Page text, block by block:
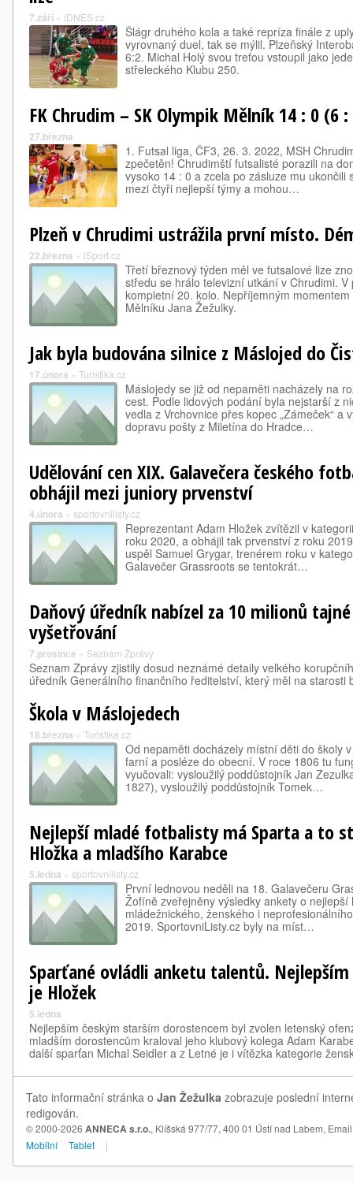
7.září » iDNES.cz
Šlágr druhého kola a také repríza finále z
vyrovnaný duel, tak se mýlil. Plzeňský
6:2. Michal Holý svou trefou vstoupil jako
střeleckého Klubu 250.
FK Chrudim – SK Olympik Mělník 14 : 0 (6
27.března
1. Futsal liga, ČF3, 26. 3. 2022, MSH
zpečetěn! Chrudimští futsalisté porazili na
vysoko 14 : 0 a zcela po zásluze mu ukončili
mezi čtyři nejlepší týmy a mohou…
Plzeň v Chrudimi ustrážila první místo.
22.března » iSport.cz
Třetí březnový týden měl ve futsalové lize
středu se hrálo televizní utkání v Chrudimi.
kompletní 20. kolo. Nepříjemným
Mělníku Jana Žežulky.
Jak byla budována silnice z Máslojed do
17.února » Turistika.cz
Máslojedy se již od nepaměti nacházely na
cest. Podle lidových podání byla nejstarší z
vedla z Vrchovnice přes kopec „Zámeček“ a
dopravu pošty z Miletína do Hradce…
Udělování cen XIX. Galavečera českého
obhájil mezi juniory prvenství
4.února » sportovnilisty.cz
Reprezentant Adam Hložek zvítězil v
roku 2020, a obhájil tak prvenství z roku
uspěl Samuel Grygar, trenérem roku v
Galavečer Grassroots se tentokrát…
Daňový úředník nabízel za 10 milionů
vyšetřování
7.prosince » Seznam Zprávy
Seznam Zprávy zjistily dosud neznámé detaily velkého
úředník Generálního finančního ředitelství, který měl na starosti
Škola v Máslojedech
18.března » Turistika.cz
Od nepaměti docházely místní děti do školy
farní a posléze do obecní. V roce 1806 tu
vyučovali: vysloužilý poddůstojník Jan
1827), vysloužilý poddůstojník Tomek…
Nejlepší mladé fotbalisty má Sparta a to
Hložka a mladšího Karabce
5.ledna » sportovnilisty.cz
První lednovou neděli na 18. Galavečeru
Žofíně zveřejněny výsledky ankety o
mládežnického, ženského i
2019. SportovniListy.cz byly na míst…
Sparťané ovládli anketu talentů.
je Hložek
5.ledna
Nejlepším českým starším dorostencem byl zvolen letenský
mladším dorostencům kraloval jeho klubový kolega Adam
další sparťan Michal Seidler a z Letné je i vítězka kategorie
Tato informační stránka o Jan Žežulka zobrazuje poslední
redigován.
© 2000-2026 ANNECA s.r.o., Klíšská 977/77, 400 01 Ústí nad Labem,
Mobilní
Tablet |